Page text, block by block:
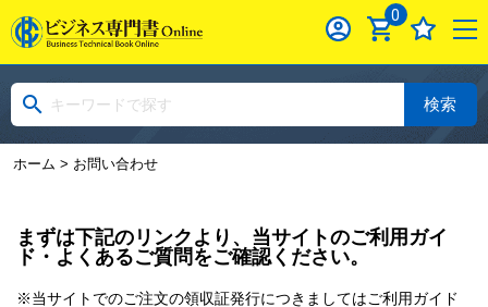
0
検索
ホーム > お問い合わせ
まずは下記のリンクより、当サイトのご利用ガイ
ド・よくあるご質問をご確認ください。
※当サイトでのご注文の領収証発行につきましてはご利用ガイド